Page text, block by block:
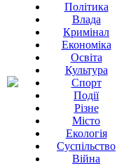
Політика
Влада
Кримінал
Економіка
Освіта
Культура
Спорт
Події
Різне
Місто
Екологія
Суспільство
Війна